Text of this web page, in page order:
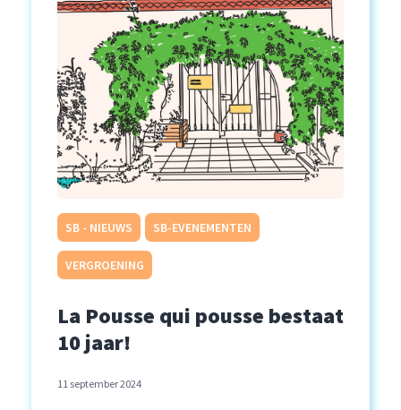
SB - NIEUWS SB-EVENEMENTEN
VERGROENING
La Pousse qui pousse bestaat
10 jaar!
11 september 2024